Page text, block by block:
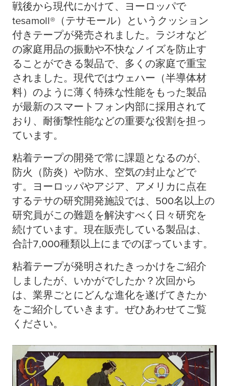
戦後から現代にかけて、ヨーロッパで
tesamoll®（テサモール）というクッション
付きテープが発売されました。ラジオなど
の家庭用品の振動や不快なノイズを防止す
ることができる製品で、多くの家庭で重宝
されました。現代ではウェハー（半導体材
料）のように薄く特殊な性能をもった製品
が最新のスマートフォン内部に採用されて
おり、耐衝撃性能などの重要な役割を担っ
ています。
粘着テープの開発で常に課題となるのが、
防火（防炎）や防水、空気の封止などで
す。ヨーロッパやアジア、アメリカに点在
するテサの研究開発施設では、500名以上の
研究員がこの難題を解決すべく日々研究を
続けています。現在販売している製品は、
合計7,000種類以上にまでのぼっています。
粘着テープが発明されたきっかけをご紹介
しましたが、いかがでしたか？次回から
は、業界ごとにどんな進化を遂げてきたか
をご紹介していきます。ぜひあわせてご覧
ください。